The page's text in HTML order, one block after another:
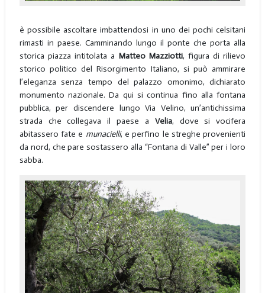
è possibile ascoltare imbattendosi in uno dei pochi celsitani
rimasti in paese. Camminando lungo il ponte che porta alla
storica piazza intitolata a Matteo Mazziotti, figura di rilievo
storico politico del Risorgimento Italiano, si può ammirare
l’eleganza senza tempo del palazzo omonimo, dichiarato
monumento nazionale. Da qui si continua fino alla fontana
pubblica, per discendere lungo Via Velino, un’antichissima
strada che collegava il paese a Velia, dove si vocifera
abitassero fate e munacielli, e perfino le streghe provenienti
da nord, che pare sostassero alla “Fontana di Valle” per i loro
sabba.